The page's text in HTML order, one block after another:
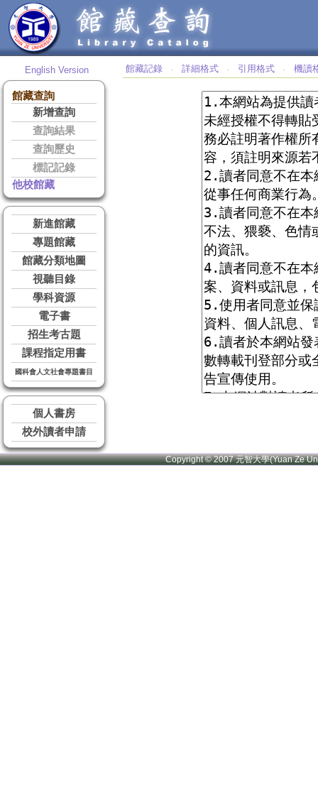
English Version
館藏查詢
新增查詢
查詢結果
查詢歷史
標記記錄
他校館藏
新進館藏
專題館藏
館藏分類地圖
視聽目錄
學科資源
電子書
招生考古題
課程指定用書
國科會人文社會專題書目
個人書房
校外讀者申請
館藏記錄 ‧ 詳細格式 ‧ 引用格式 ‧ 機讀
Copyright © 2007 元智大學(Yuan Ze